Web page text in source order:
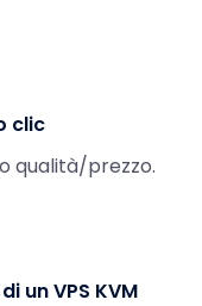
clic
qualità/prezzo.
un VPS KVM